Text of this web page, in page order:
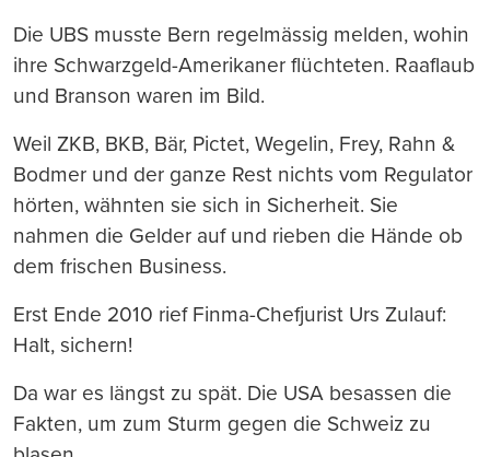
Die UBS musste Bern regelmässig melden, wohin
ihre Schwarzgeld-Amerikaner flüchteten. Raaflaub
und Branson waren im Bild.
Weil ZKB, BKB, Bär, Pictet, Wegelin, Frey, Rahn &
Bodmer und der ganze Rest nichts vom Regulator
hörten, wähnten sie sich in Sicherheit. Sie
nahmen die Gelder auf und rieben die Hände ob
dem frischen Business.
Erst Ende 2010 rief Finma-Chefjurist Urs Zulauf:
Halt, sichern!
Da war es längst zu spät. Die USA besassen die
Fakten, um zum Sturm gegen die Schweiz zu